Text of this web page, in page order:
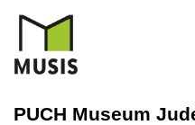
PUCH Museum